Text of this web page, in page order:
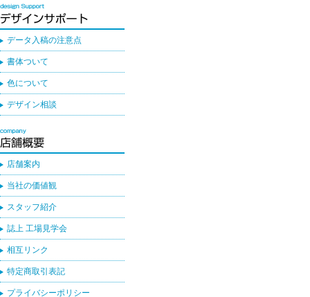
データ入稿の注意点
書体ついて
色について
デザイン相談
店舗案内
当社の価値観
スタッフ紹介
誌上 工場見学会
相互リンク
特定商取引表記
プライバシーポリシー